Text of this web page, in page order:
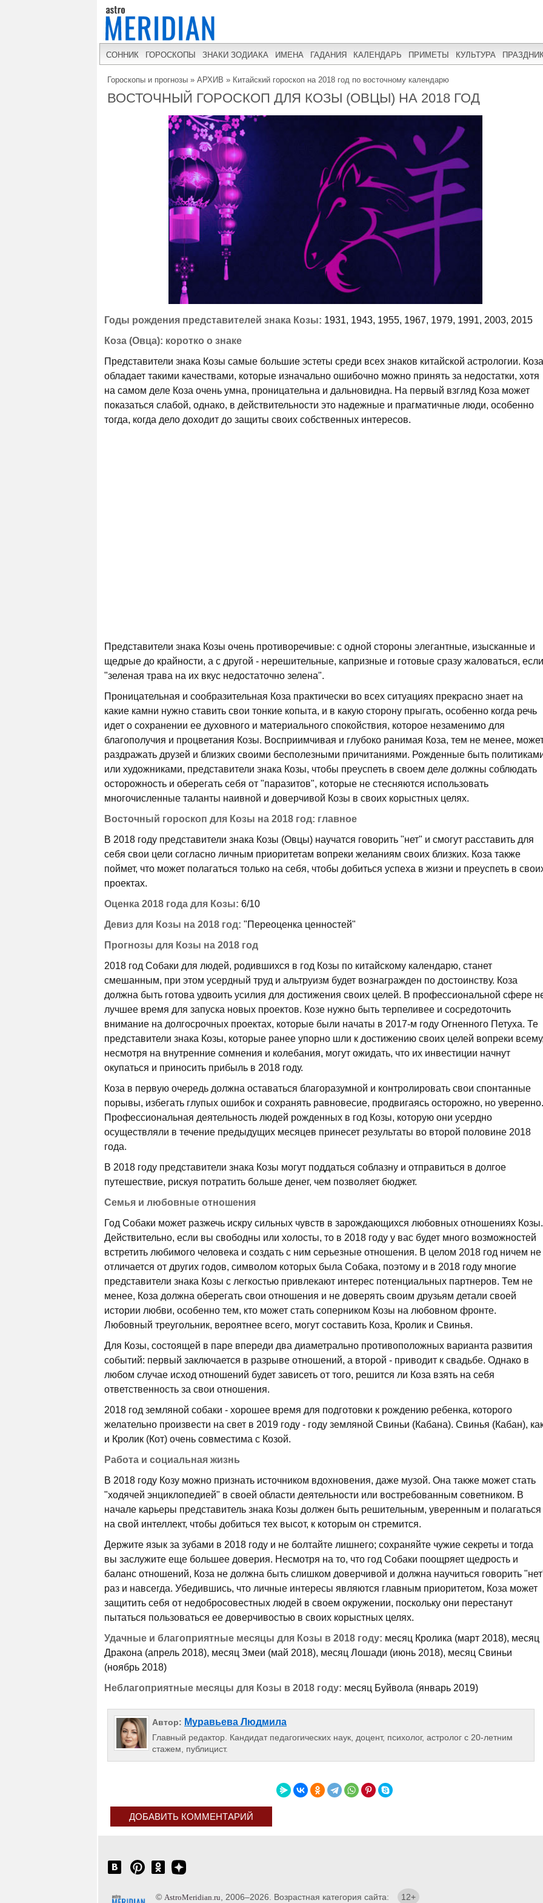
СОННИК ГОРОСКОПЫ ЗНАКИ ЗОДИАКА ИМЕНА ГАДАНИЯ КАЛЕНДАРЬ ПРИМЕТЫ КУЛЬТУРА
Гороскопы и прогнозы » АРХИВ » Китайский гороскоп на 2018 год по восточному календарю
ВОСТОЧНЫЙ ГОРОСКОП ДЛЯ КОЗЫ (ОВЦЫ) НА 2018 ГОД
Годы рождения представителей знака Козы: 1931, 1943, 1955, 1967, 1979, 1991, 2003, 2015
Коза (Овца): коротко о знаке
Представители знака Козы самые большие эстеты среди всех знаков китайской астрологии. Коза
обладает такими качествами, которые изначально ошибочно можно принять за недостатки, хотя
на самом деле Коза очень умна, проницательна и дальновидна. На первый взгляд Коза может
показаться слабой, однако, в действительности это надежные и прагматичные люди, особенно
тогда, когда дело доходит до защиты своих собственных интересов.
Представители знака Козы очень противоречивые: с одной стороны элегантные, изысканные и
щедрые до крайности, а с другой - нерешительные, капризные и готовые сразу жаловаться, если
"зеленая трава на их вкус недостаточно зелена".
Проницательная и сообразительная Коза практически во всех ситуациях прекрасно знает на
какие камни нужно ставить свои тонкие копыта, и в какую сторону прыгать, особенно когда речь
идет о сохранении ее духовного и материального спокойствия, которое незаменимо для
благополучия и процветания Козы. Восприимчивая и глубоко ранимая Коза, тем не менее,
раздражать друзей и близких своими бесполезными причитаниями. Рожденные быть
или художниками, представители знака Козы, чтобы преуспеть в своем деле должны соблюдать
осторожность и оберегать себя от "паразитов", которые не стесняются использовать
многочисленные таланты наивной и доверчивой Козы в своих корыстных целях.
Восточный гороскоп для Козы на 2018 год: главное
В 2018 году представители знака Козы (Овцы) научатся говорить "нет" и смогут расставить для
себя свои цели согласно личным приоритетам вопреки желаниям своих близких. Коза также
поймет, что может полагаться только на себя, чтобы добиться успеха в жизни и преуспеть в
проектах.
Оценка 2018 года для Козы: 6/10
Девиз для Козы на 2018 год: "Переоценка ценностей"
Прогнозы для Козы на 2018 год
2018 год Собаки для людей, родившихся в год Козы по китайскому календарю, станет
смешанным, при этом усердный труд и альтруизм будет вознагражден по достоинству. Коза
должна быть готова удвоить усилия для достижения своих целей. В профессиональной сфере
лучшее время для запуска новых проектов. Козе нужно быть терпеливее и сосредоточить
внимание на долгосрочных проектах, которые были начаты в 2017-м году Огненного Петуха. Те
представители знака Козы, которые ранее упорно шли к достижению своих целей вопреки
несмотря на внутренние сомнения и колебания, могут ожидать, что их инвестиции начнут
окупаться и приносить прибыль в 2018 году.
Коза в первую очередь должна оставаться благоразумной и контролировать свои спонтанные
порывы, избегать глупых ошибок и сохранять равновесие, продвигаясь осторожно, но уверенно.
Профессиональная деятельность людей рожденных в год Козы, которую они усердно
осуществляли в течение предыдущих месяцев принесет результаты во второй половине 2018
года.
В 2018 году представители знака Козы могут поддаться соблазну и отправиться в долгое
путешествие, рискуя потратить больше денег, чем позволяет бюджет.
Семья и любовные отношения
Год Собаки может разжечь искру сильных чувств в зарождающихся любовных отношениях Козы.
Действительно, если вы свободны или холосты, то в 2018 году у вас будет много возможностей
встретить любимого человека и создать с ним серьезные отношения. В целом 2018 год ничем не
отличается от других годов, символом которых была Собака, поэтому и в 2018 году многие
представители знака Козы с легкостью привлекают интерес потенциальных партнеров. Тем не
менее, Коза должна оберегать свои отношения и не доверять своим друзьям детали своей
истории любви, особенно тем, кто может стать соперником Козы на любовном фронте.
Любовный треугольник, вероятнее всего, могут составить Коза, Кролик и Свинья.
Для Козы, состоящей в паре впереди два диаметрально противоположных варианта развития
событий: первый заключается в разрыве отношений, а второй - приводит к свадьбе. Однако в
любом случае исход отношений будет зависеть от того, решится ли Коза взять на себя
ответственность за свои отношения.
2018 год земляной собаки - хорошее время для подготовки к рождению ребенка, которого
желательно произвести на свет в 2019 году - году земляной Свиньи (Кабана). Свинья (Кабан),
и Кролик (Кот) очень совместима с Козой.
Работа и социальная жизнь
В 2018 году Козу можно признать источником вдохновения, даже музой. Она также может стать
"ходячей энциклопедией" в своей области деятельности или востребованным советником. В
начале карьеры представитель знака Козы должен быть решительным, уверенным и полагаться
на свой интеллект, чтобы добиться тех высот, к которым он стремится.
Держите язык за зубами в 2018 году и не болтайте лишнего; сохраняйте чужие секреты и тогда
вы заслужите еще большее доверия. Несмотря на то, что год Собаки поощряет щедрость и
баланс отношений, Коза не должна быть слишком доверчивой и должна научиться говорить
раз и навсегда. Убедившись, что личные интересы являются главным приоритетом, Коза может
защитить себя от недобросовестных людей в своем окружении, поскольку они перестанут
пытаться пользоваться ее доверчивостью в своих корыстных целях.
Удачные и благоприятные месяцы для Козы в 2018 году: месяц Кролика (март 2018), месяц
Дракона (апрель 2018), месяц Змеи (май 2018), месяц Лошади (июнь 2018), месяц Свиньи
(ноябрь 2018)
Неблагоприятные месяцы для Козы в 2018 году: месяц Буйвола (январь 2019)
Автор: Муравьева Людмила
Главный редактор. Кандидат педагогических наук, доцент, психолог, астролог с 20-летним
стажем, публицист.
ДОБАВИТЬ КОММЕНТАРИЙ
© AstroMeridian.ru , 2006–2026. Возрастная категория сайта: 12+